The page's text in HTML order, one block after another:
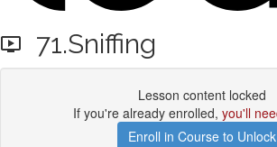
71.Sniffing
Lesson content locked
If you're already enrolled, you'll
Enroll in Course to Unlock